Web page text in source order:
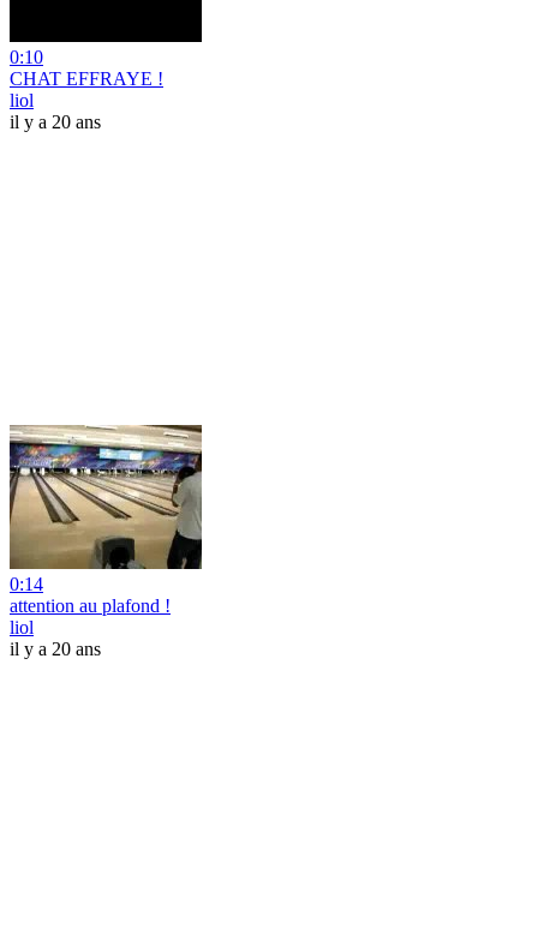
0:10
CHAT EFFRAYE !
liol
il y a 20 ans
0:14
attention au plafond !
liol
il y a 20 ans